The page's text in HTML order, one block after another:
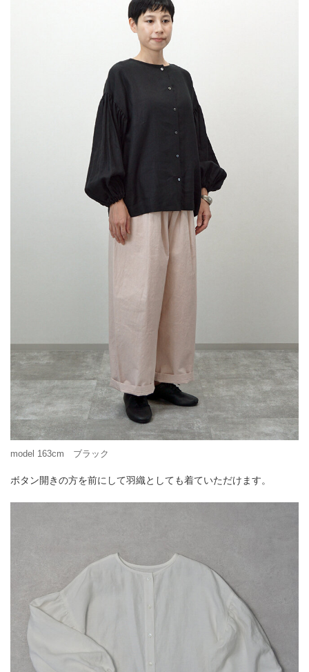
model 163cm ブラック
ボタン開きの方を前にして羽織としても着ていただけます。